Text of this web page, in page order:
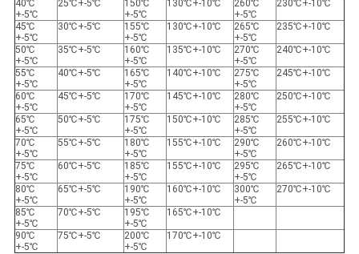
40℃
+-5℃
25℃+-5℃
150℃
+-5℃
130℃+-10℃
260℃
+-5℃
230℃+-10℃
45℃
+-5℃
30℃+-5℃
155℃
+-5℃
130℃+-10℃
265℃
+-5℃
235℃+-10℃
50℃
+-5℃
35℃+-5℃
160℃
+-5℃
135℃+-10℃
270℃
+-5℃
240℃+-10℃
55℃
+-5℃
40℃+-5℃
165℃
+-5℃
140℃+-10℃
275℃
+-5℃
245℃+-10℃
60℃
+-5℃
45℃+-5℃
170℃
+-5℃
145℃+-10℃
280℃
+-5℃
250℃+-10℃
65℃
+-5℃
50℃+-5℃
175℃
+-5℃
150℃+-10℃
285℃
+-5℃
255℃+-10℃
70℃
+-5℃
55℃+-5℃
180℃
+-5℃
155℃+-10℃
290℃
+-5℃
260℃+-10℃
75℃
+-5℃
60℃+-5℃
185℃
+-5℃
155℃+-10℃
295℃
+-5℃
265℃+-10℃
80℃
+-5℃
65℃+-5℃
190℃
+-5℃
160℃+-10℃
300℃
+-5℃
270℃+-10℃
85℃
+-5℃
70℃+-5℃
195℃
+-5℃
165℃+-10℃
90℃
+-5℃
75℃+-5℃
200℃
+-5℃
170℃+-10℃